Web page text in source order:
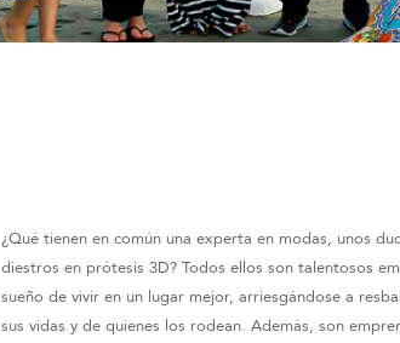
¿Qué tienen en común una experta en modas, unos
diestros en prótesis 3D? Todos ellos son talentosos
sueño de vivir en un lugar mejor, arriesgándose a
sus vidas y de quienes los rodean. Además, son